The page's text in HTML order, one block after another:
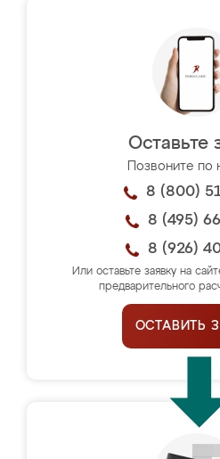
Оставьте
Позвоните по
8 (800)
8 (495)
8 (926)
Или оставьте заявку на
предварительного
ОСТАВИТЬ